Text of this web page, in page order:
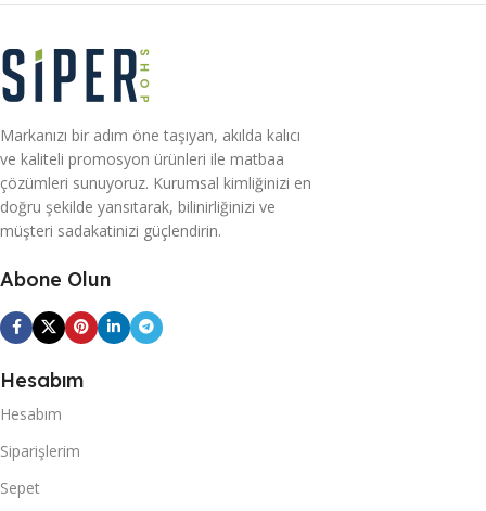
Markanızı bir adım öne taşıyan, akılda kalıcı
ve kaliteli promosyon ürünleri ile matbaa
çözümleri sunuyoruz. Kurumsal kimliğinizi en
doğru şekilde yansıtarak, bilinirliğinizi ve
müşteri sadakatinizi güçlendirin.
Abone Olun
Hesabım
Hesabım
Siparişlerim
Sepet